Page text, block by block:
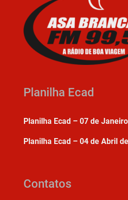
Planilha Ecad
Planilha Ecad – 07 de
Planilha Ecad – 04 de Abril
Contatos